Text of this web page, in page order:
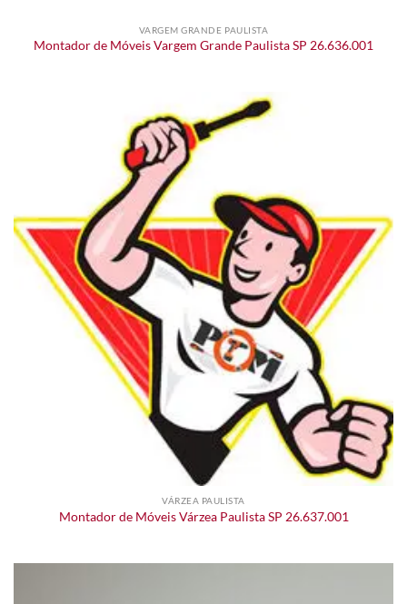
VARGEM GRANDE PAULISTA
Montador de Móveis Vargem Grande Paulista SP 26.636.001
VÁRZEA PAULISTA
Montador de Móveis Várzea Paulista SP 26.637.001